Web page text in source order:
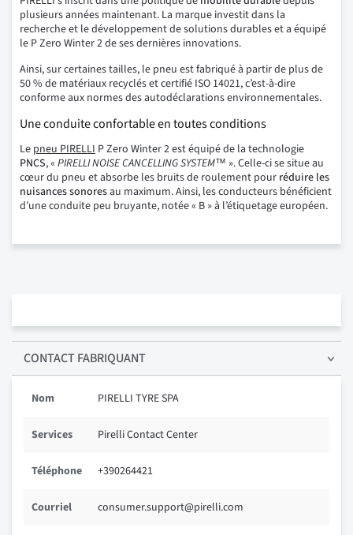
plusieurs années maintenant. La marque investit dans la
recherche et le développement de solutions durables et a équipé
le P Zero Winter 2 de ses dernières innovations.
Ainsi, sur certaines tailles, le pneu est fabriqué à partir de plus de
50 % de matériaux recyclés et certifié ISO 14021, c’est-à-dire
conforme aux normes des autodéclarations environnementales.
Une conduite confortable en toutes conditions
Le pneu PIRELLI P Zero Winter 2 est équipé de la technologie
PNCS, « PIRELLI NOISE CANCELLING SYSTEM™ ». Celle-ci se situe au
cœur du pneu et absorbe les bruits de roulement pour réduire les
nuisances sonoresau maximum. Ainsi, les conducteurs bénéficient
d’une conduite peu bruyante, notée « B » à l’étiquetage européen.
CONTACT FABRIQUANT
Nom PIRELLI TYRE SPA
Services Pirelli Contact Center
Téléphone +390264421
Courriel consumer.support@pirelli.com